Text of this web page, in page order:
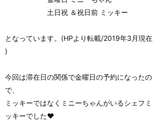
土日祝 ＆祝日前 ミッキー
となっています。(HPより転載/2019年3月現在
)
今回は滞在日の関係で金曜日の予約になったの
で、
ミッキーではなくミニーちゃんがいるシェフミ
ッキーでした❤